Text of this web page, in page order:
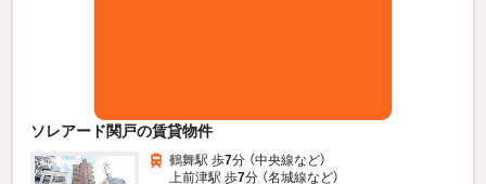
ソレアード関戸の賃貸物件
鶴舞駅 歩7分 （中央線など）
上前津駅 歩7分 （名城線など）